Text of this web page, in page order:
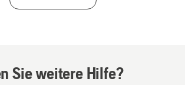
Sie weitere Hilfe?